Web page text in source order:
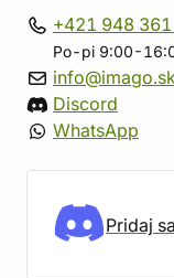
+421 948
Po-pi 9:00-
Discord
WhatsApp
Pridaj